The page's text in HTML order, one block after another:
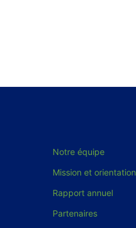
Notre équipe
Mission et orientation
Rapport annuel
Partenaires